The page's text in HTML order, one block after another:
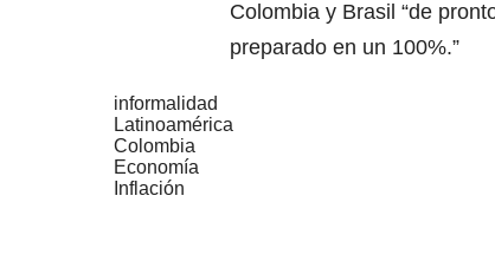
Colombia y Brasil “de
preparado en un 100%.”
informalidad
Latinoamérica
Colombia
Economía
Inflación